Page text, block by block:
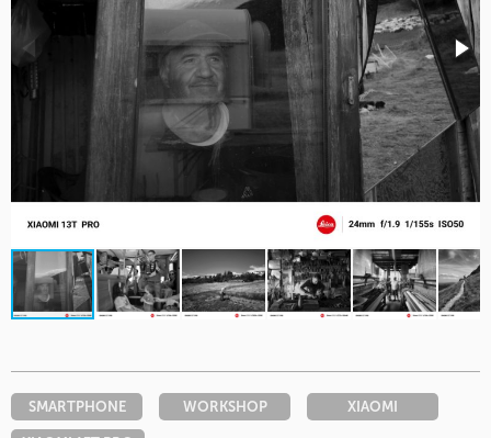
SMARTPHONE WORKSHOP XIAOMI